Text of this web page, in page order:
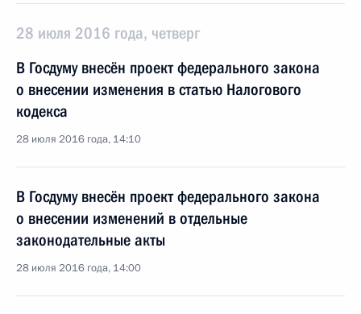
28 июля 2016 года, четверг
В Госдуму внесён проект федерального закона
о внесении изменения в статью Налогового
кодекса
28 июля 2016 года, 14:10
В Госдуму внесён проект федерального закона
о внесении изменений в отдельные
законодательные акты
28 июля 2016 года, 14:00